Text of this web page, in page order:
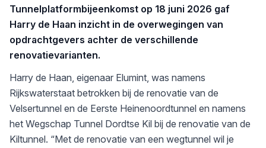
Tunnelplatformbijeenkomst op 18 juni 2026 gaf
Harry de Haan inzicht in de overwegingen van
opdrachtgevers achter de verschillende
renovatievarianten.
Harry de Haan, eigenaar Elumint, was namens
Rijkswaterstaat betrokken bij de renovatie van de
Velsertunnel en de Eerste Heinenoordtunnel en namens
het Wegschap Tunnel Dordtse Kil bij de renovatie van de
Kiltunnel. “Met de renovatie van een wegtunnel wil je